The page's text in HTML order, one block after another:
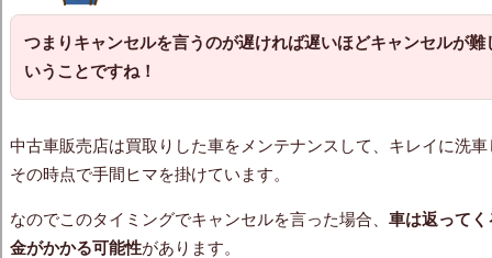
つまりキャンセルを言うのが遅ければ遅いほどキャンセルが難
いうことですね！
中古車販売店は買取りした車をメンテナンスして、キレイに洗
その時点で手間ヒマを掛けています。
なのでこのタイミングでキャンセルを言った場合、 車は返って
金がかかる可能性があります。